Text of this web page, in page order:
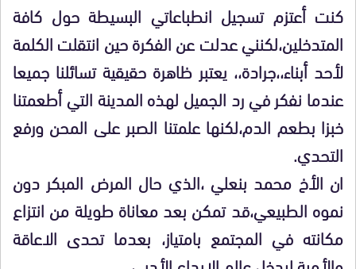
كنت أعتزم تسجيل انطباعاتي البسيطة حول كافة
المتدخلين،لكنني عدلت عن الفكرة حين انتقلت الكلمة
لأحد أبناء،،جرادة،، يعتبر ظاهرة حقيقية تسائلنا جميعا
عندما نفكر في رد الجميل لهذه المدينة التي أطعمتنا
خبزا بطعم الدم،لكنها علمتنا الصبر على المحن ورفع
التحدي.
ان الأخ محمد بنعلي ،الذي حال المرض المبكر دون
نموه الطبيعي،قد تمكن بعد معاناة طويلة من انتزاع
مكانته في المجتمع بامتياز، بعدما تحدى الاعاقة